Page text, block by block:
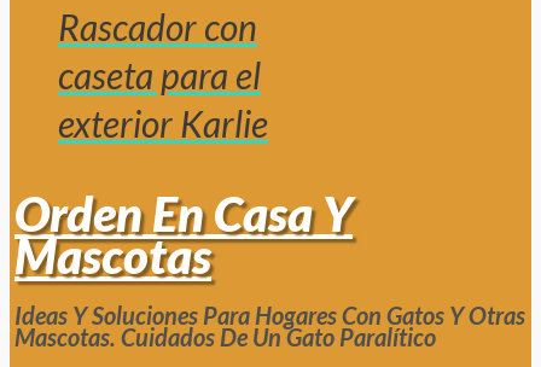
Rascador con
caseta para el
exterior Karlie
Orden En Casa Y
Mascotas
Ideas Y Soluciones Para Hogares Con Gatos Y Otras
Mascotas. Cuidados De Un Gato Paralítico